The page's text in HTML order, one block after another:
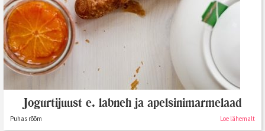
Jogurtijuust e. labneh ja apelsinimarmelaad
Puhas rõõm Loe lähemalt